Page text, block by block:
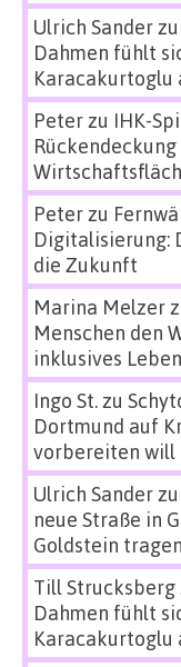
Ulrich Sanderzu
Dahmen fühlt
Karacakurtoglu
Peterzu IHK-
Peterzu
Digitalisierung:
die Zukunft
Marina Melzer
Menschen den
inklusives Leben
Ingo St.zu
Dortmund auf
vorbereiten will
Ulrich Sanderzu
neue Straße in
Goldstein tragen
Till Strucksberg
Dahmen fühlt
Karacakurtoglu